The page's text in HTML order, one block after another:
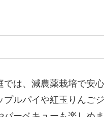
は、減農薬栽培で安
ルパイや紅玉りんご